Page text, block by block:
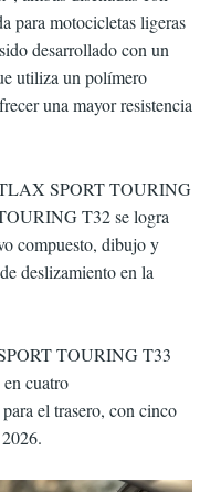
para motocicletas ligeras
desarrollado con un
utiliza un polímero
una mayor resistencia
SPORT TOURING
T32 se logra
compuesto, dibujo y
deslizamiento en la
TOURING T33
cuatro
el trasero, con cinco